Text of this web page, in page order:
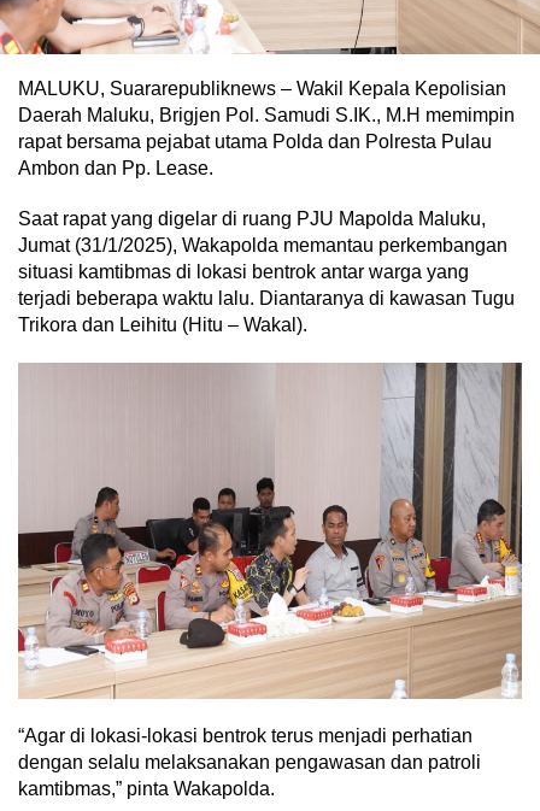
MALUKU, Suararepubliknews – Wakil Kepala Kepolisian
Daerah Maluku, Brigjen Pol. Samudi S.IK., M.H memimpin
rapat bersama pejabat utama Polda dan Polresta Pulau
Ambon dan Pp. Lease.
Saat rapat yang digelar di ruang PJU Mapolda Maluku,
Jumat (31/1/2025), Wakapolda memantau perkembangan
situasi kamtibmas di lokasi bentrok antar warga yang
terjadi beberapa waktu lalu. Diantaranya di kawasan Tugu
Trikora dan Leihitu (Hitu – Wakal).
“Agar di lokasi-lokasi bentrok terus menjadi perhatian
dengan selalu melaksanakan pengawasan dan patroli
kamtibmas,” pinta Wakapolda.